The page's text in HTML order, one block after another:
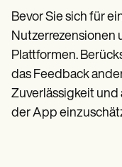
Bevor Sie sich für
Nutzerrezensionen
Plattformen.
das Feedback
Zuverlässigkeit
der App